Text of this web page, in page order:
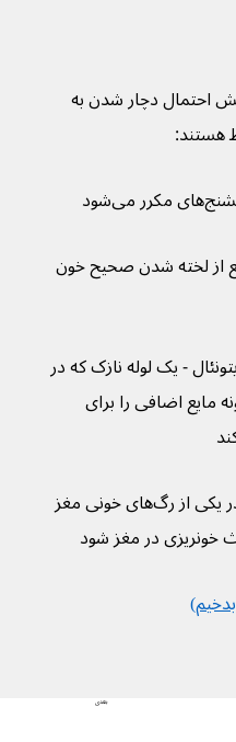
نیز با افزایش احتمال دچار شدن به
هستند:
از لخته شدن صحیح خون
- یک لوله نازک که در
هرگونه مایع اضافی را برای
- برآمدگی در یکی از رگ‌های خونی مغز
بعدی